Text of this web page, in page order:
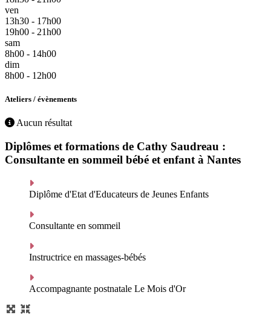
ven
13h30 - 17h00
19h00 - 21h00
sam
8h00 - 14h00
dim
8h00 - 12h00
Ateliers / évènements
Aucun résultat
Diplômes et formations de Cathy Saudreau :
Consultante en sommeil bébé et enfant à Nantes
Diplôme d'Etat d'Educateurs de Jeunes Enfants
Consultante en sommeil
Instructrice en massages-bébés
Accompagnante postnatale Le Mois d'Or